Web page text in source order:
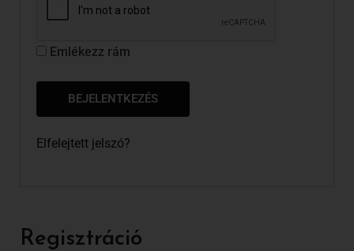
Emlékezz rám
BEJELENTKEZÉS
Elfelejtett jelszó?
Regisztráció